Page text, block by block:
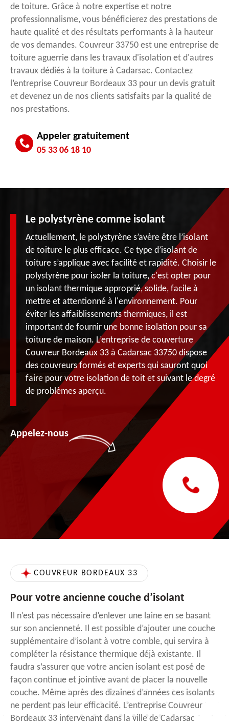
de toiture. Grâce à notre expertise et notre
professionnalisme, vous bénéficierez des prestations de
haute qualité et des résultats performants à la hauteur
de vos demandes. Couvreur 33750 est une entreprise de
toiture aguerrie dans les travaux d'isolation et d'autres
travaux dédiés à la toiture à Cadarsac. Contactez
l’entreprise Couvreur Bordeaux 33 pour un devis gratuit
et devenez un de nos clients satisfaits par la qualité de
nos prestations.
Appeler gratuitement
05 33 06 18 10
Le polystyrène comme isolant
Actuellement, le polystyrène s’avère être l’isolant
de toiture le plus efficace. Ce type d’isolant de
toiture s’applique avec facilité et rapidité. Choisir le
polystyrène pour isoler la toiture, c'est opter pour
un isolant thermique approprié, solide, facile à
mettre et attentionné à l'environnement. Pour
éviter les affaiblissements thermiques, il est
important de fournir une bonne isolation pour sa
toiture de maison. L’entreprise de couverture
Couvreur Bordeaux 33 à Cadarsac 33750 dispose
des couvreurs formés et experts qui sauront quoi
faire pour votre isolation de toit et suivant le degré
de problèmes aperçu.
Appelez-nous
COUVREUR BORDEAUX 33
Pour votre ancienne couche d’isolant
Il n’est pas nécessaire d’enlever une laine en se basant
sur son ancienneté. Il est possible d’ajouter une couche
supplémentaire d’isolant à votre comble, qui servira à
compléter la résistance thermique déjà existante. Il
faudra s’assurer que votre ancien isolant est posé de
façon continue et jointive avant de placer la nouvelle
couche. Même après des dizaines d’années ces isolants
ne perdent pas leur efficacité. L’entreprise Couvreur
Bordeaux 33 intervenant dans la ville de Cadarsac